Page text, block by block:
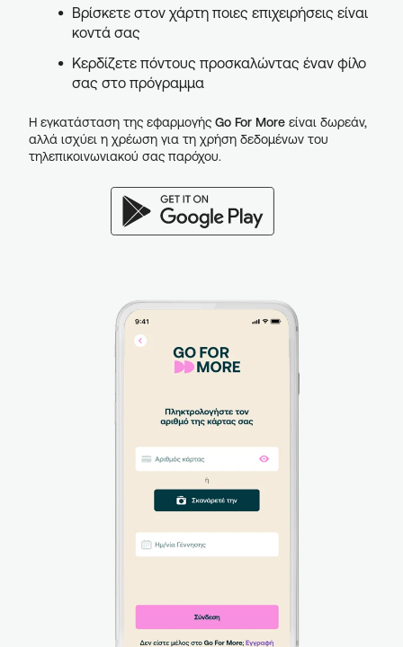
Βρίσκετε στον χάρτη ποιες επιχειρήσεις είναι
κοντά σας
Κερδίζετε πόντους προσκαλώντας έναν φίλο
σας στο πρόγραμμα
Η εγκατάσταση της εφαρμογής Go For More είναι δωρεάν,
αλλά ισχύει η χρέωση για τη χρήση δεδομένων του
τηλεπικοινωνιακού σας παρόχου.